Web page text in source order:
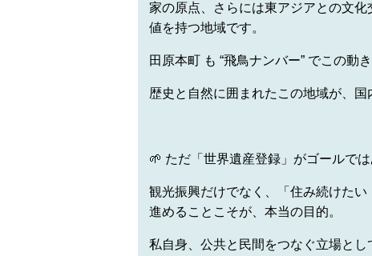
家の原点、さらには東アジアとの文
値を持つ地域です。
田原本町 も “飛鳥ナンバー” でこの動き
歴史と自然に囲まれたこの地域が、
🌱 ただ「世界遺産登録」がゴールでは
観光振興だけでなく、「住み続けた
進めることこそが、本当の目的。
私自身、公共と民間をつなぐ立場とし